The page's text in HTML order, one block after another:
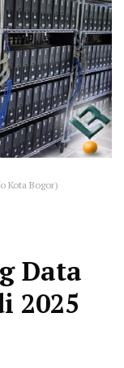
Kota Bogor)
Data
2025